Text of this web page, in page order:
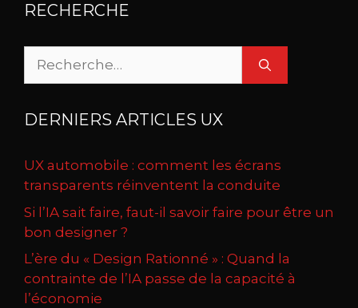
RECHERCHE
Rechercher :
DERNIERS ARTICLES UX
UX automobile : comment les écrans
transparents réinventent la conduite
Si l’IA sait faire, faut-il savoir faire pour être un
bon designer ?
L’ère du « Design Rationné » : Quand la
contrainte de l’IA passe de la capacité à
l’économie